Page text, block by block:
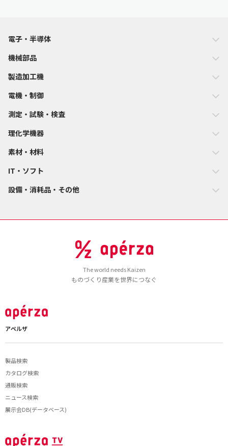
電子・半導体
機械部品
製造加工機
電機・制御
測定・試験・検査
理化学機器
素材・材料
IT・ソフト
設備・消耗品・その他
The world needs Kaizen
ものづくり産業を世界につなぐ
アペルザ
製品検索
カタログ検索
通販検索
ニュース検索
展示会DB(データベース)